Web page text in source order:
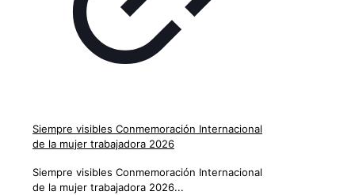
Siempre visibles Conmemoración Internacional
de la mujer trabajadora 2026
Siempre visibles Conmemoración Internacional
de la mujer trabajadora 2026...